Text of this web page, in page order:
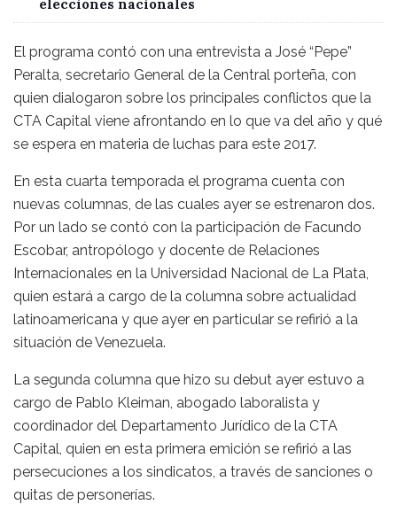
elecciones nacionales
El programa contó con una entrevista a José “Pepe”
Peralta, secretario General de la Central porteña, con
quien dialogaron sobre los principales conflictos que la
CTA Capital viene afrontando en lo que va del año y qué
se espera en materia de luchas para este 2017.
En esta cuarta temporada el programa cuenta con
nuevas columnas, de las cuales ayer se estrenaron dos.
Por un lado se contó con la participación de Facundo
Escobar, antropólogo y docente de Relaciones
Internacionales en la Universidad Nacional de La Plata,
quien estará a cargo de la columna sobre actualidad
latinoamericana y que ayer en particular se refirió a la
situación de Venezuela.
La segunda columna que hizo su debut ayer estuvo a
cargo de Pablo Kleiman, abogado laboralista y
coordinador del Departamento Jurídico de la CTA
Capital, quien en esta primera emición se refirió a las
persecuciones a los sindicatos, a través de sanciones o
quitas de personerías.